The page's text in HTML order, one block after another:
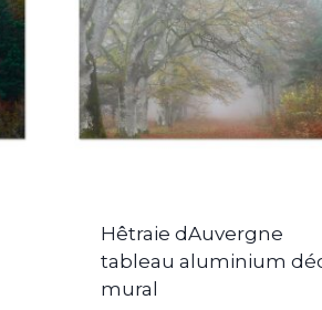
Hêtraie dAuvergne
tableau aluminium
mural